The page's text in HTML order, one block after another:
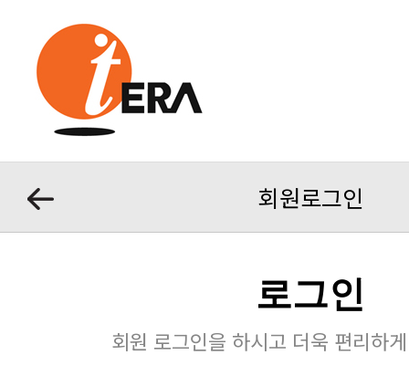
회원로그인
로그인
회원 로그인을 하시고 더욱 편리하